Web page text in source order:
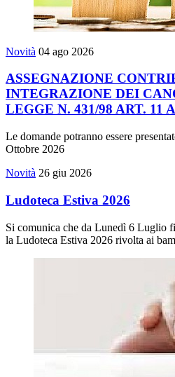
Novità 04 ago 2026
ASSEGNAZIONE
INTEGRAZIONE DEI
LEGGE N. 431/98 ART. 11
Le domande potranno essere
Ottobre 2026
Novità 26 giu 2026
Ludoteca Estiva 2026
Si comunica che da Lunedì 6 Luglio
la Ludoteca Estiva 2026 rivolta ai